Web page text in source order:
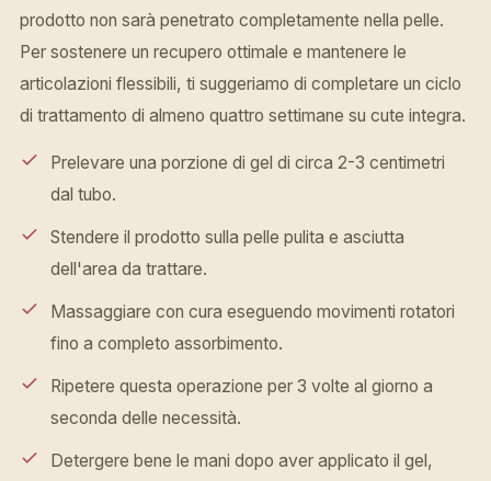
prodotto non sarà penetrato completamente nella pelle.
Per sostenere un recupero ottimale e mantenere le
articolazioni flessibili, ti suggeriamo di completare un ciclo
di trattamento di almeno quattro settimane su cute integra.
Prelevare una porzione di gel di circa 2-3 centimetri
dal tubo.
Stendere il prodotto sulla pelle pulita e asciutta
dell'area da trattare.
Massaggiare con cura eseguendo movimenti rotatori
fino a completo assorbimento.
Ripetere questa operazione per 3 volte al giorno a
seconda delle necessità.
Detergere bene le mani dopo aver applicato il gel,